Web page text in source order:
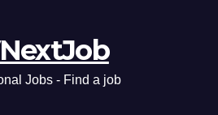
Jobs - Find a job